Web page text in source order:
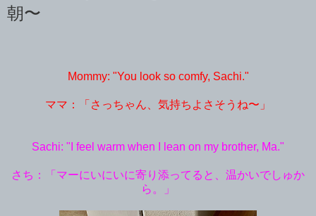
朝〜
Mommy: "You look so comfy, Sachi."
ママ：「さっちゃん、気持ちよさそうね〜」
Sachi: "I feel warm when I lean on my brother, Ma."
さち：「マーにいにいに寄り添ってると、温かいでしゅか
ら。」